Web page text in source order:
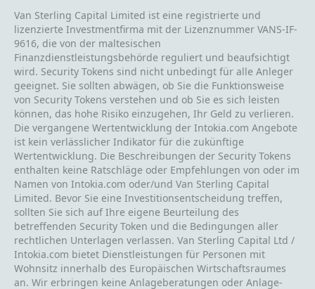
Van Sterling Capital Limited ist eine registrierte und
lizenzierte Investmentfirma mit der Lizenznummer VANS-IF-
9616, die von der maltesischen
Finanzdienstleistungsbehörde reguliert und beaufsichtigt
wird. Security Tokens sind nicht unbedingt für alle Anleger
geeignet. Sie sollten abwägen, ob Sie die Funktionsweise
von Security Tokens verstehen und ob Sie es sich leisten
können, das hohe Risiko einzugehen, Ihr Geld zu verlieren.
Die vergangene Wertentwicklung der Intokia.com Angebote
ist kein verlässlicher Indikator für die zukünftige
Wertentwicklung. Die Beschreibungen der Security Tokens
enthalten keine Ratschläge oder Empfehlungen von oder im
Namen von Intokia.com oder/und Van Sterling Capital
Limited. Bevor Sie eine Investitionsentscheidung treffen,
sollten Sie sich auf Ihre eigene Beurteilung des
betreffenden Security Token und die Bedingungen aller
rechtlichen Unterlagen verlassen. Van Sterling Capital Ltd /
Intokia.com bietet Dienstleistungen für Personen mit
Wohnsitz innerhalb des Europäischen Wirtschaftsraumes
an. Wir erbringen keine Anlageberatungen oder Anlage-